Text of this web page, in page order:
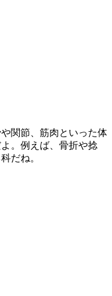
関節、筋肉といった体
。例えば、骨折や捻
だね。